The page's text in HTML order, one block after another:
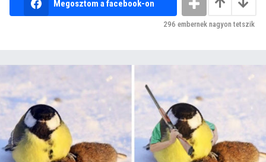
Megosztom a facebook-on
296 embernek nagyon tetszik